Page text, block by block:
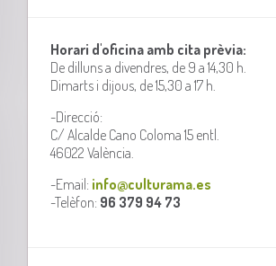
Horari d'oficina amb cita prèvia:
De dilluns a divendres, de 9 a 14,30 h.
Dimarts i dijous, de 15,30 a 17 h.
-Direcció:
C/ Alcalde Cano Coloma 15 entl.
46022 València.
-Email: info@culturama.es
-Telèfon: 96 379 94 73